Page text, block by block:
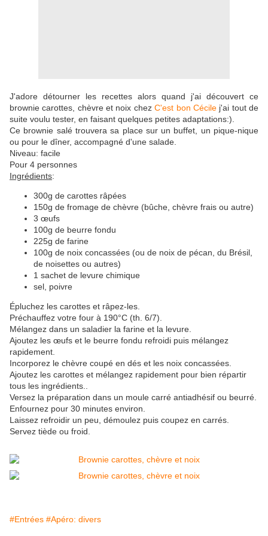
J'adore détourner les recettes alors quand j'ai découvert ce
brownie carottes, chèvre et noix chezC'est bon Cécilej'ai tout de
suite voulu tester, en faisant quelques petites adaptations:).
Ce brownie salé trouvera sa place sur un buffet, un pique-nique
ou pour le dîner, accompagné d'une salade.
Niveau: facile
Pour 4 personnes
Ingrédients:
300g de carottes râpées
150g de fromage de chèvre (bûche, chèvre frais ou autre)
3 œufs
100g de beurre fondu
225g de farine
100g de noix concassées (ou de noix de pécan, du Brésil,
de noisettes ou autres)
1 sachet de levure chimique
sel, poivre
Épluchez les carottes et râpez-les.
Préchauffez votre four à 190°C (th. 6/7).
Mélangez dans un saladier la farine et la levure.
Ajoutez les œufs et le beurre fondu refroidi puis mélangez
rapidement.
Incorporez le chèvre coupé en dés et les noix concassées.
Ajoutez les carottes et mélangez rapidement pour bien répartir
tous les ingrédients..
Versez la préparation dans un moule carré antiadhésif ou beurré.
Enfournez pour 30 minutes environ.
Laissez refroidir un peu, démoulez puis coupez en carrés.
Servez tiède ou froid.
#Entrées #Apéro: divers